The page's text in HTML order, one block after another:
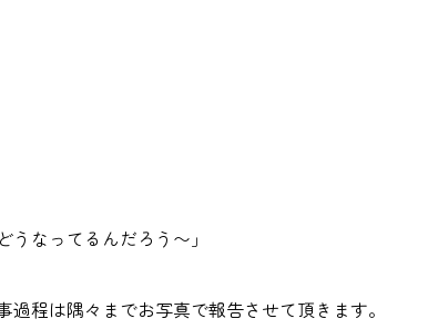
うなってるんだろう〜」
程は隅々までお写真で報告させて頂きます。